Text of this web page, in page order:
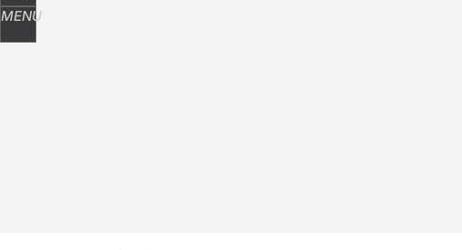
MENU